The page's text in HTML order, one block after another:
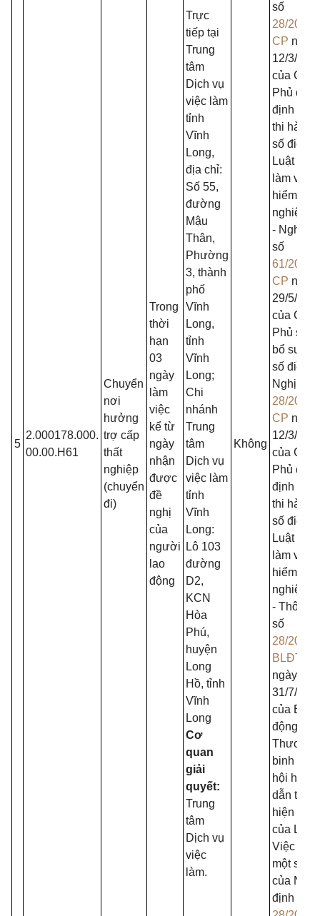
5
2.000178.000.
00.00.H61
Chuyển
nơi
hưởng
trợ cấp
thất
nghiệp
(chuyển
đi)
Trong
thời
hạn
03
ngày
làm
việc
kể từ
ngày
nhận
được
đề
nghị
của
người
lao
động
Trực
tiếp tại
Trung
tâm
Dịch vụ
việc làm
tỉnh
Vĩnh
Long,
địa chỉ:
Số 55,
đường
Mậu
Thân,
Phường
3, thành
phố
Vĩnh
Long,
tỉnh
Vĩnh
Long;
Chi
nhánh
Trung
tâm
Dịch vụ
việc làm
tỉnh
Vĩnh
Long:
Lô 103
đường
D2,
KCN
Hòa
Phú,
huyện
Long
Hồ, tỉnh
Vĩnh
Long
Cơ
quan
giải
quyết:
Trung
tâm
Dịch vụ
việc
làm.
Không
số
28/
CP ngày
12/3/
của
Phủ quy
định chi
thi hành
số điều
Luật Việc
làm về
hiểm thất
nghiệp;
- Nghị
số
61/
CP ngày
29/5/
của
Phủ sửa
bổ sung
số điều
Nghị
28/
CP ngày
12/3/
của
Phủ quy
định chi
thi hành
số điều
Luật Việc
làm về
hiểm thất
nghiệp;
- Thông
số
28/2015/
ngày
31/7/
của Bộ
động -
Thương
binh và
hội
dẫn thực
hiện
của Luật
Việc làm
một số
của Nghị
định số